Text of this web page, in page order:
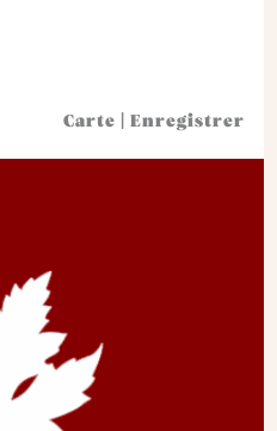
Carte Enregistrer